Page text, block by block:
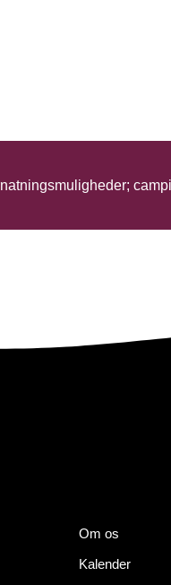
Om os
Kalender